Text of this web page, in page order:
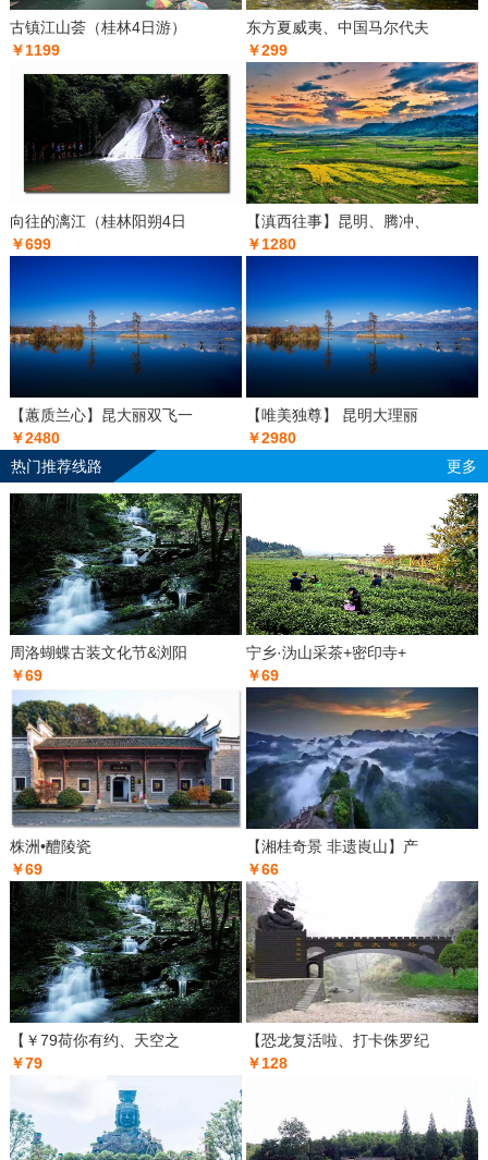
古镇江山荟（桂林4日游）
￥1199
东方夏威夷、中国马尔代夫
￥299
向往的漓江（桂林阳朔4日
￥699
【滇西往事】昆明、腾冲、
￥1280
【蕙质兰心】昆大丽双飞一
￥2480
【唯美独尊】 昆明大理丽
￥2980
热门推荐线路
更多
周洛蝴蝶古装文化节&浏阳
￥69
宁乡·沩山采茶+密印寺+
￥69
株洲•醴陵瓷
￥69
【湘桂奇景 非遗崀山】产
￥66
【￥79荷你有约、天空之
￥79
【恐龙复活啦、打卡侏罗纪
￥128